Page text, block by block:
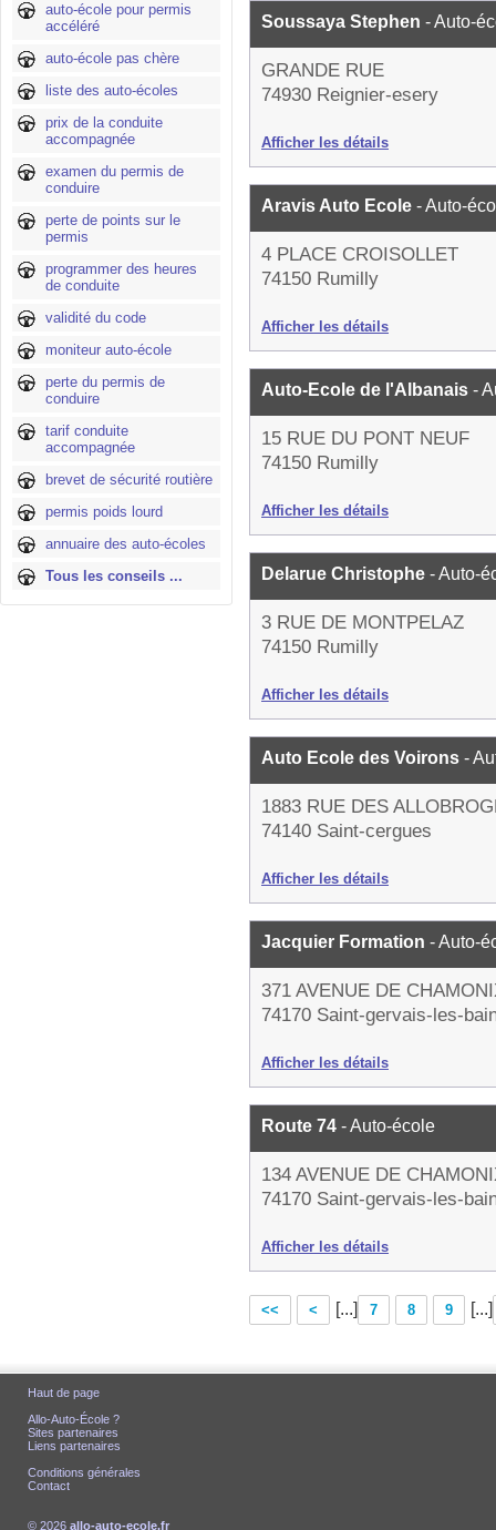
auto-école pour permis
accéléré
auto-école pas chère
liste des auto-écoles
prix de la conduite
accompagnée
examen du permis de
conduire
perte de points sur le
permis
programmer des heures
de conduite
validité du code
moniteur auto-école
perte du permis de
conduire
tarif conduite
accompagnée
brevet de sécurité routière
permis poids lourd
annuaire des auto-écoles
Tous les conseils ...
Soussaya Stephen - Auto-
GRANDE RUE
74930 Reignier-esery
Afficher les détails
Aravis Auto Ecole - Auto-
4 PLACE CROISOLLET
74150 Rumilly
Afficher les détails
Auto-Ecole de l'Albanais -
15 RUE DU PONT NEUF
74150 Rumilly
Afficher les détails
Delarue Christophe - Auto-
3 RUE DE MONTPELAZ
74150 Rumilly
Afficher les détails
Auto Ecole des Voirons -
1883 RUE DES
74140 Saint-cergues
Afficher les détails
Jacquier Formation - Auto-
371 AVENUE DE
74170 Saint-gervais-les-
Afficher les détails
Route 74 - Auto-école
134 AVENUE DE
74170 Saint-gervais-les-
Afficher les détails
<< < [...] 7 8 9 [...]
Haut de page
Allo-Auto-École ?
Sites partenaires
Liens partenaires
Conditions générales
Contact
© 2026 allo-auto-ecole.fr